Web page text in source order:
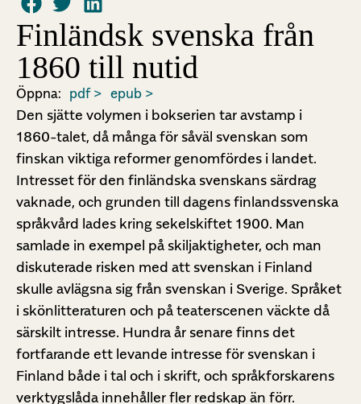
Finländsk svenska från
1860 till nutid
Öppna: pdf > epub >
Den sjätte volymen i bokserien tar avstamp i
1860-talet, då många för såväl svenskan som
finskan viktiga reformer genomfördes i landet.
Intresset för den finländska svenskans särdrag
vaknade, och grunden till dagens finlandssvenska
språkvård lades kring sekelskiftet 1900. Man
samlade in exempel på skiljaktigheter, och man
diskuterade risken med att svenskan i Finland
skulle avlägsna sig från svenskan i Sverige. Språket
i skönlitteraturen och på teaterscenen väckte då
särskilt intresse. Hundra år senare finns det
fortfarande ett levande intresse för svenskan i
Finland både i tal och i skrift, och språkforskarens
verktygslåda innehåller fler redskap än förr.